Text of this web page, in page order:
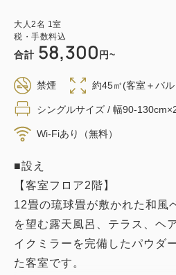
大人 2名 1 室
税・手数料込
合計 58,300 円~
禁煙 約45㎡(客室＋バ
シングルサイズ / 幅90-
Wi-Fiあり（無料）
■設え
【客室フロア2階】
12畳の琉球畳が敷かれた和風
を望む露天風呂、テラス、ヘ
イクミラーを完備したパウダ
た客室です。